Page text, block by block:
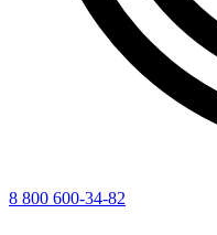
8 800 600-34-82